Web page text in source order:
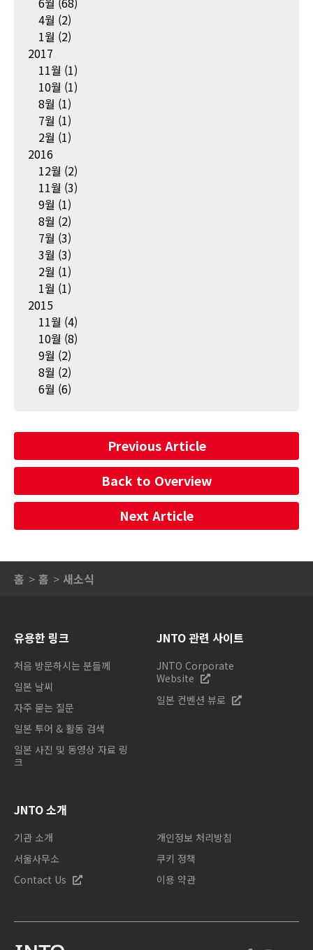
4월 (2)
1월 (2)
2017
11월 (1)
10월 (1)
8월 (1)
7월 (1)
2월 (1)
2016
12월 (2)
11월 (3)
9월 (1)
8월 (2)
7월 (3)
3월 (3)
2월 (1)
1월 (1)
2015
11월 (4)
10월 (8)
9월 (2)
8월 (2)
6월 (6)
Previous Article
Back to Overview
Next Article
홈 홈 새소식
유용한 링크
처음 방문하시는 분들께
일본 날씨
자주 묻는 질문
일본 투어 & 활동 검색
일본 사진 및 동영상 자료 링
크
JNTO 관련 사이트
JNTO Corporate
Website
일본 컨벤션 뷰로
JNTO 소개
기관 소개
서울사무소
Contact Us
개인정보 처리방침
쿠키 정책
이용 약관